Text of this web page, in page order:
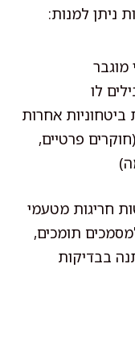
ניתן למנות:
מוגבר
לו
אחרות
פרטיים,
חריגות מטעמי
תומכים,
בבדיקות